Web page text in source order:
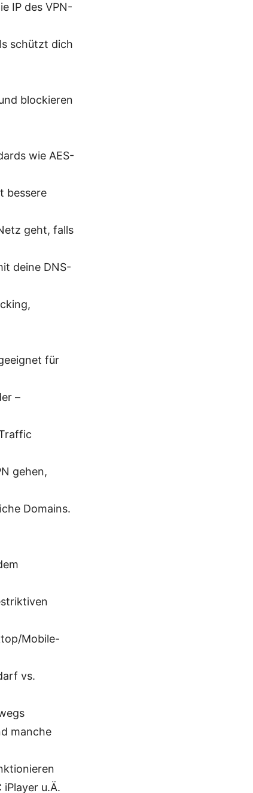
IP des VPN-
schützt dich
blockieren
wie AES-
bessere
geht, falls
deine DNS-
für
–
gehen,
Domains.
Mobile-
vs.
manche
u.Ä.